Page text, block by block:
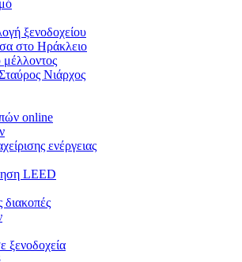
ξενοδοχείου
στο Ηράκλειο
Νιάρχος
online
ενέργειας
LEED
διακοπές
ξενοδοχεία